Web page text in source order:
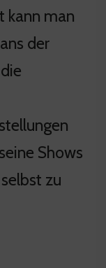
kann man
der
Shows
zu